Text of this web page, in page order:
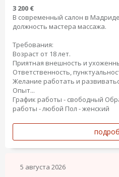
3 200 €
В современный салон в
должность мастера массажа.
Требования:
Возраст от 18 лет.
Приятная внешность и
Ответственность,
Желание работать и
Опыт...
График работы - свободный
работы - любой Пол - женский
5 августа 2026